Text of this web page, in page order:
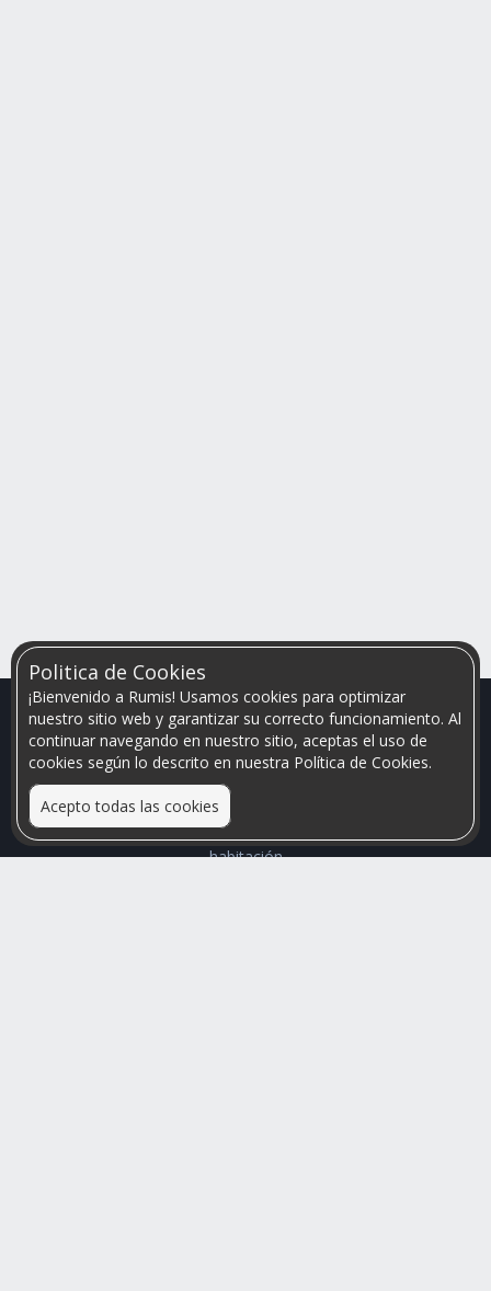
Politica de Cookies
¡Bienvenido a Rumis! Usamos cookies para optimizar
nuestro sitio web y garantizar su correcto funcionamiento. Al
continuar navegando en nuestro sitio, aceptas el uso de
cookies según lo descrito en nuestra Política de Cookies.
Acepto todas las cookies
Relacionamos personas que arriendan con las que buscan una
habitación